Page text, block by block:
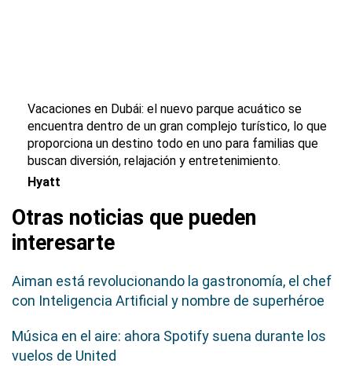
Vacaciones en Dubái: el nuevo parque acuático se
encuentra dentro de un gran complejo turístico, lo que
proporciona un destino todo en uno para familias que
buscan diversión, relajación y entretenimiento.
Hyatt
Otras noticias que pueden
interesarte
Aiman está revolucionando la gastronomía, el chef
con Inteligencia Artificial y nombre de superhéroe
Música en el aire: ahora Spotify suena durante los
vuelos de United